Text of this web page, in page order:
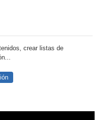
crear listas de